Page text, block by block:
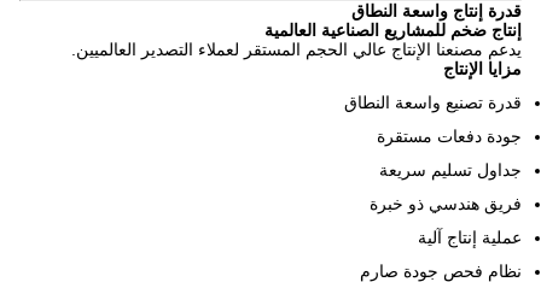
قدرة إنتاج واسعة النطاق
إنتاج ضخم للمشاريع الصناعية العالمية
يدعم مصنعنا الإنتاج عالي الحجم المستقر لعملاء التصدير العالميين.
مزايا الإنتاج
قدرة تصنيع واسعة النطاق
جودة دفعات مستقرة
جداول تسليم سريعة
فريق هندسي ذو خبرة
عملية إنتاج آلية
نظام فحص جودة صارم